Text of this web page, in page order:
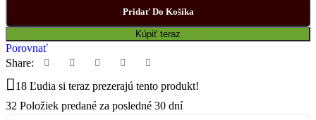
Pridať Do Košíka
Kúpiť teraz
Porovnať
Share:
18 Ľudia si teraz prezerajú tento produkt!
32 Položiek predané za posledné 30 dní